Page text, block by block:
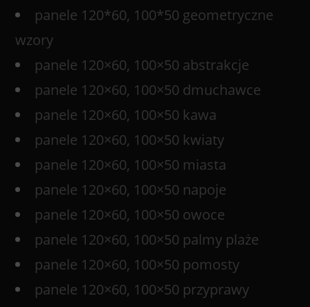
panele 120*60, 100*50 geometryczne
wzory
panele 120×60, 100×50 abstrakcje
panele 120×60, 100×50 dmuchawce
panele 120×60, 100×50 kawa
panele 120×60, 100×50 kwiaty
panele 120×60, 100×50 miasta
panele 120×60, 100×50 napoje
panele 120×60, 100×50 owoce
panele 120×60, 100×50 palmy plaże
panele 120×60, 100×50 pomosty
panele 120×60, 100×50 przyprawy